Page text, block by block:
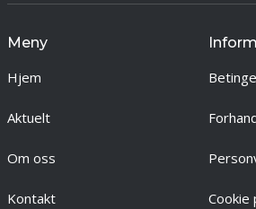
Meny
Hjem
Aktuelt
Om oss
Kontakt Cookie